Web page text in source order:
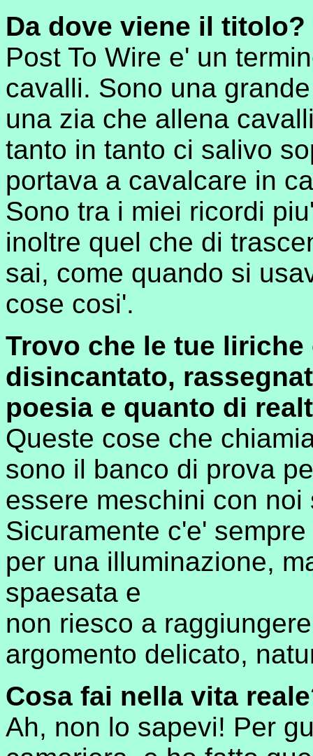
Da dove viene il titolo?
Post To Wire e' un
cavalli. Sono una
una zia che allena
tanto in tanto ci salivo
portava a cavalcare in
Sono tra i miei ricordi
inoltre quel che di
sai, come quando si
cose cosi'.
Trovo che le tue
disincantato,
poesia e quanto di
Queste cose che
sono il banco di prova
essere meschini con
Sicuramente c'e'
per una illuminazione,
spaesata e
non riesco a
argomento delicato,
Cosa fai nella vita
Ah, non lo sapevi! Per